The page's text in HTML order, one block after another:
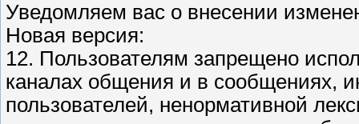
Уведомляем вас о внесении
Новая версия:
12. Пользователям запрещено
каналах общения и в сообщениях,
пользователей, ненормативной